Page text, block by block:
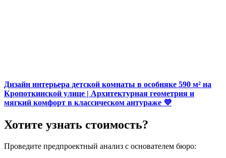
Дизайн интерьера детской комнаты в особняке 590 м² на
Кропоткинской улице | Архитектурная геометрия и
мягкий комфорт в классическом антураже 💜
Хотите узнать стоимость?
Проведите предпроектный анализ с основателем бюро: